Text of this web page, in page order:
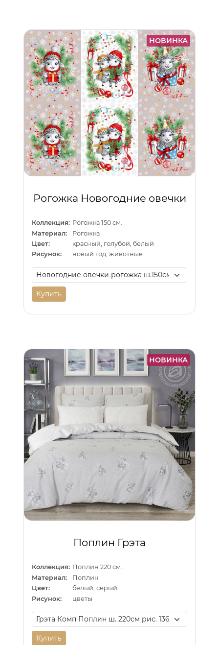
НОВИНКА
Рогожка Новогодние овечки
Коллекция: Рогожка 150 см.
Материал:
Рогожка
Цвет:
красный, голубой, белый
Рисунок:
новый год, животные
Купить
НОВИНКА
Поплин Грэта
Коллекция: Поплин 220 см.
Материал:
Поплин
Цвет:
белый, серый
Рисунок:
цветы
Купить